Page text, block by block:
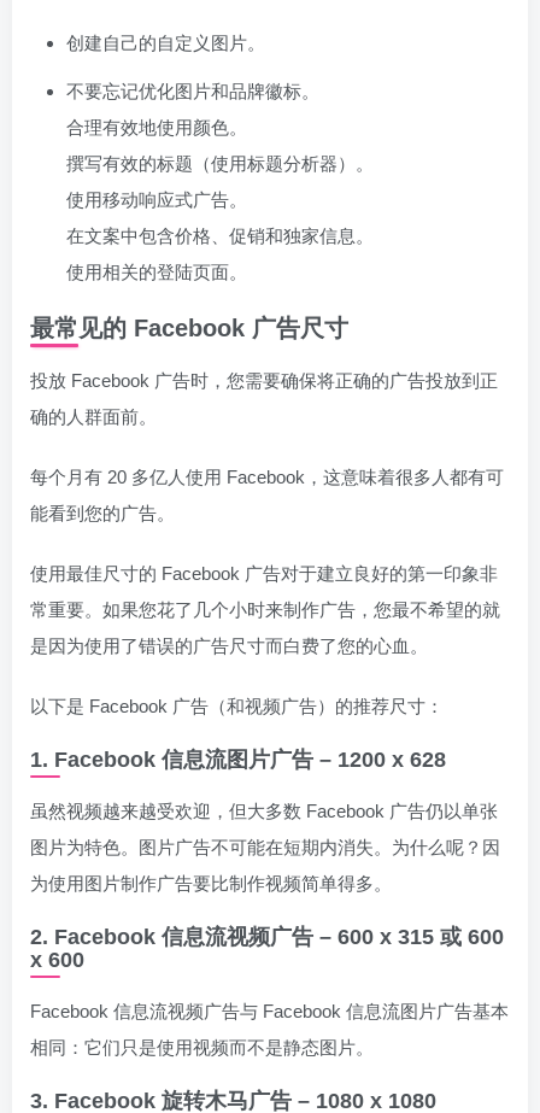
创建自己的自定义图片。
不要忘记优化图片和品牌徽标。
合理有效地使用颜色。
撰写有效的标题（使用标题分析器）。
使用移动响应式广告。
在文案中包含价格、促销和独家信息。
使用相关的登陆页面。
最常见的 Facebook 广告尺寸
投放 Facebook 广告时，您需要确保将正确的广告投放到正
确的人群面前。
每个月有 20 多亿人使用 Facebook，这意味着很多人都有可
能看到您的广告。
使用最佳尺寸的 Facebook 广告对于建立良好的第一印象非
常重要。如果您花了几个小时来制作广告，您最不希望的就
是因为使用了错误的广告尺寸而白费了您的心血。
以下是 Facebook 广告（和视频广告）的推荐尺寸：
1. Facebook 信息流图片广告 – 1200 x 628
虽然视频越来越受欢迎，但大多数 Facebook 广告仍以单张
图片为特色。图片广告不可能在短期内消失。为什么呢？因
为使用图片制作广告要比制作视频简单得多。
2. Facebook 信息流视频广告 – 600 x 315 或 600
x 600
Facebook 信息流视频广告与 Facebook 信息流图片广告基本
相同：它们只是使用视频而不是静态图片。
3. Facebook 旋转木马广告 – 1080 x 1080